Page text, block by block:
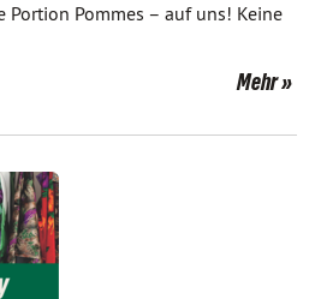
Pommes – auf uns! Keine
Mehr